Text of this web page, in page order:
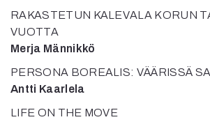
RAKASTETUN KALEVALA KORUN
VUOTTA
Merja Männikkö
PERSONA BOREALIS: VÄÄRISSÄ
Antti Kaarlela
LIFE ON THE MOVE